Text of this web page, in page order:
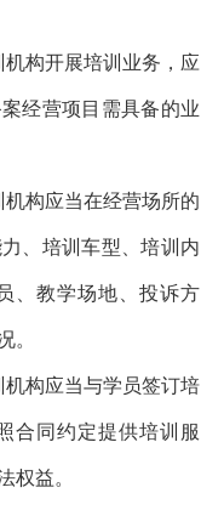
构开展培训业务，应
经营项目需具备的业
构应当在经营场所的
、培训车型、培训内
、教学场地、投诉方
。
构应当与学员签订培
合同约定提供培训服
权益。